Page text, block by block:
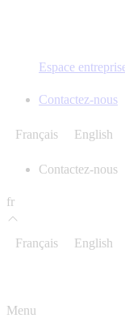
Espace
Contactez-nous
Français English
Contactez-nous
fr
Français English
Menu